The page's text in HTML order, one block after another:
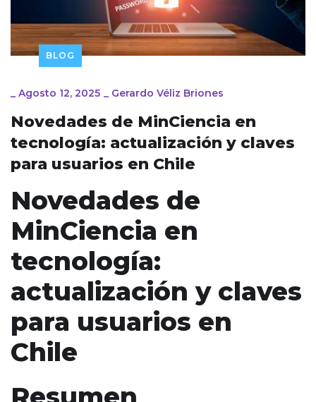
BLOG
_ Agosto 12, 2025 _ Gerardo Véliz Briones
Novedades de MinCiencia en
tecnología: actualización y claves
para usuarios en Chile
Novedades de
MinCiencia en
tecnología:
actualización y claves
para usuarios en
Chile